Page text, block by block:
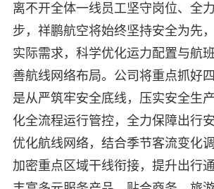
离不开全体一线员工坚守岗位、全
步，祥鹏航空将始终坚持安全为先
实际需求，科学优化运力配置与航
善航线网络布局。公司将重点抓好
是从严筑牢安全底线，压实安全生
化全流程运行管控，全力保障出行
优化航线网络，结合季节客流变化
加密重点区域干线衔接，提升出行